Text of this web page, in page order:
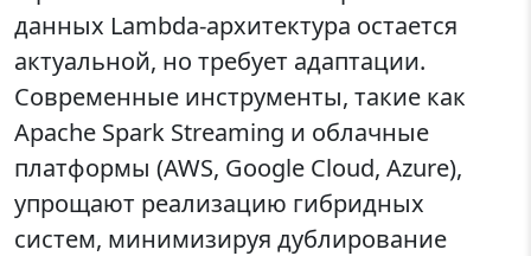
данных Lambda-архитектура остается
актуальной, но требует адаптации.
Современные инструменты, такие как
Apache Spark Streaming и облачные
платформы (AWS, Google Cloud, Azure),
упрощают реализацию гибридных
систем, минимизируя дублирование